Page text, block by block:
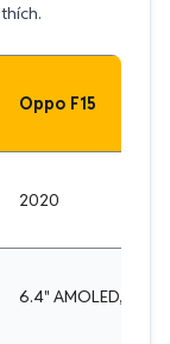
Oppo F15
2020
6.4" AMOLED, FHD+